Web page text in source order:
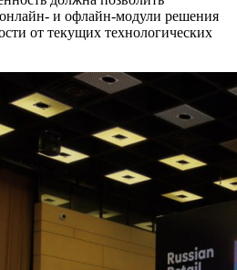
и офлайн-модули решения
от текущих технологических